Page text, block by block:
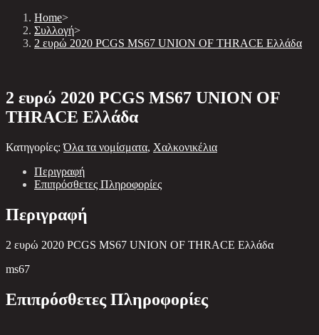
Home>
Συλλογή>
2 ευρώ 2020 PCGS MS67 UNION OF THRACE Ελλάδα
2 ευρώ 2020 PCGS MS67 UNION OF
THRACE Ελλάδα
Κατηγορίες:Όλα τα νομίσματα, Χαλκονικέλια
Περιγραφή
Επιπρόσθετες Πληροφορίες
Περιγραφή
2 ευρώ 2020 PCGS MS67 UNION OF THRACE Ελλάδα
ms67
Επιπρόσθετες Πληροφορίες